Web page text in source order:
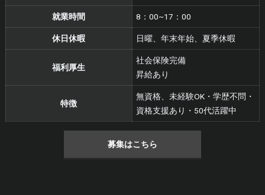
就業時間 8：00~17：00
休日休暇 日曜、年末年始、夏季休暇
福利厚生
社会保険完備
昇給あり
特徴
無資格、未経験OK・学歴不問・
資格支援あり・50代活躍中
募集はこちら